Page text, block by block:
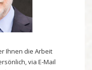
Ihnen die Arbeit
via E-Mail